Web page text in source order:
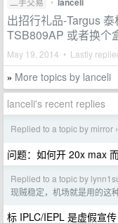
出招行礼品-Targus
TSB809AP 或者换个
May 19, 2014 • Lastly
» More topics by lanceli
lanceli's recent replies
Replied to a topic by mirror ›
问题：如何开 20x max
Replied to a topic by
现贼稳定，机场就是用的这
标 IPLC/IEPL 是虚假宣传